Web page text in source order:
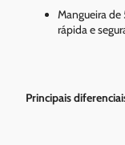
Mangueira
rápida e
Principais